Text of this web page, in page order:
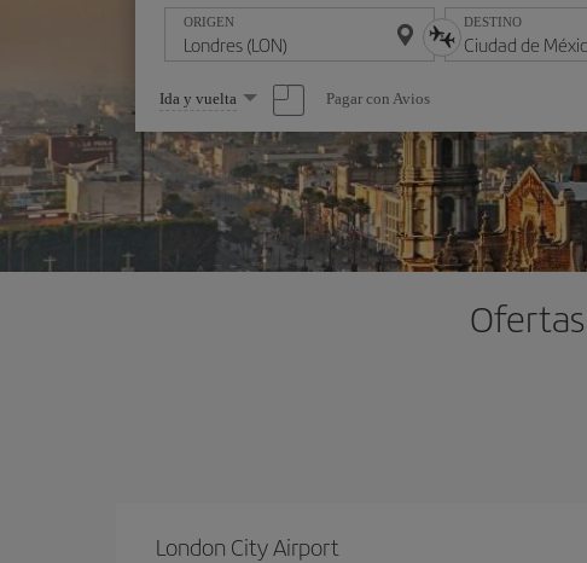
ORIGEN DESTINO
Seleccione
una
opción
Ida y vuelta Pagar con Avios
London City Airport